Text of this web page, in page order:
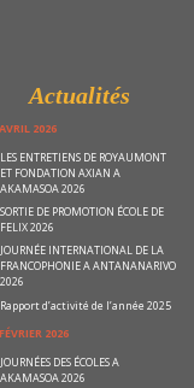
Actualités
2026
LES ENTRETIENS DE ROYAUMONT
ET FONDATION AXIAN A
AKAMASOA 2026
SORTIE DE PROMOTION ÉCOLE DE
FELIX 2026
JOURNÉE INTERNATIONAL DE LA
FRANCOPHONIE A ANTANANARIVO
2026
Rapport d’activité de l’année 2025
2026
JOURNÉES DES ÉCOLES A
AKAMASOA 2026